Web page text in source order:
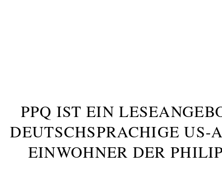
PPQ IST EIN
DEUTSCHSPRACHIGE US-
INWOHNER DER